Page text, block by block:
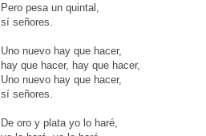
Pero pesa un quintal,
sí señores.
Uno nuevo hay que hacer,
hay que hacer, hay que hacer,
Uno nuevo hay que hacer,
sí señores.
De oro y plata yo lo haré,